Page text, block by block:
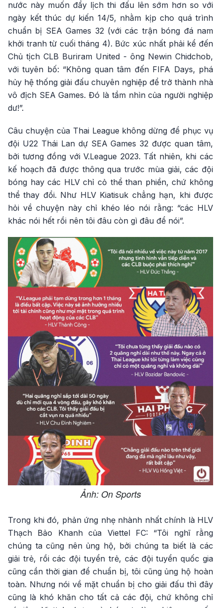
nước này muốn đẩy lịch thi đấu lên sớm hơn so với
ngày kết thúc dự kiến 14/5, nhằm kịp cho quá trình
chuẩn bị SEA Games 32 (với các trận bóng đá nam
khởi tranh từ cuối tháng 4). Bức xúc nhất phải kể đến
Chủ tịch CLB Buriram United - ông Newin Chidchob,
với tuyên bố: “Không quan tâm đến FIFA Days, phá
hủy hệ thống giải đấu chuyên nghiệp để trở thành nhà
vô địch SEA Games. Đó là tầm nhìn của người nghiệp
dư!”.
Câu chuyện của Thai League không dừng để phục vụ
đội U22 Thái Lan dự SEA Games 32 được quan tâm,
bởi tương đồng với V.League 2023. Tất nhiên, khi các
kế hoạch đã được thông qua trước mùa giải, các đội
bóng hay các HLV chỉ cỏ thể than phiền, chứ không
thể thay đổi. Như HLV Kiatisuk chẳng hạn, khi được
hỏi về chuyện này chỉ khéo léo nói rằng: “các HLV
khác nói hết rồi nên tôi đâu còn gì đâu để nói”.
Ảnh: On Sports
Trong khi đó, phản ứng nhẹ nhành nhất chính là HLV
Thạch Bảo Khanh của Viettel FC: “Tôi nghĩ rằng
chúng ta cũng nên ủng hộ, bởi chúng ta biết là các
giải trẻ, rồi các đội tuyển trẻ, các đội tuyển quốc gia
cũng cần thời gian để chuẩn bị, tôi cũng ủng hộ hoàn
toàn. Nhưng nói về mặt chuẩn bị cho giải đấu thì đây
cũng là khó khăn cho tất cả các đội, chứ không chỉ